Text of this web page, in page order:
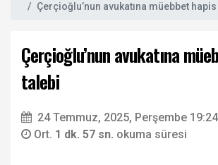
Çerçioğlu’nun avukatına müebbet
Çerçioğlu’nun avukatına
talebi
24 Temmuz, 2025, Perşembe 19:24
Ort. 1 dk. 57 sn. okuma süresi